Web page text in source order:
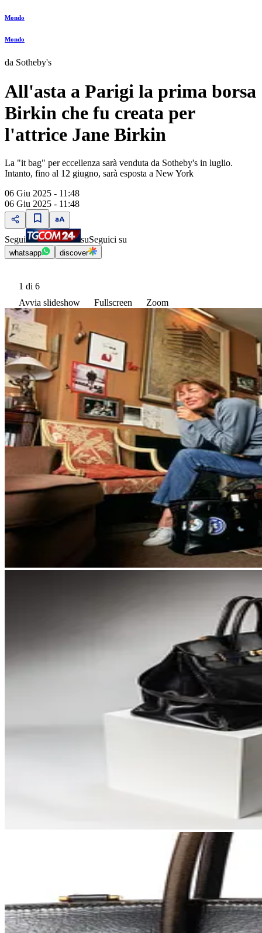
Mondo
Mondo
da Sotheby's
All'asta a Parigi la prima borsa
Birkin che fu creata per
l'attrice Jane Birkin
La "it bag" per eccellenza sarà venduta da Sotheby's in luglio.
Intanto, fino al 12 giugno, sarà esposta a New York
06 Giu 2025 - 11:48
06 Giu 2025 - 11:48
Segui suSeguici su
whatsapp discover
1 di 6
Avvia slideshow
Fullscreen Zoom